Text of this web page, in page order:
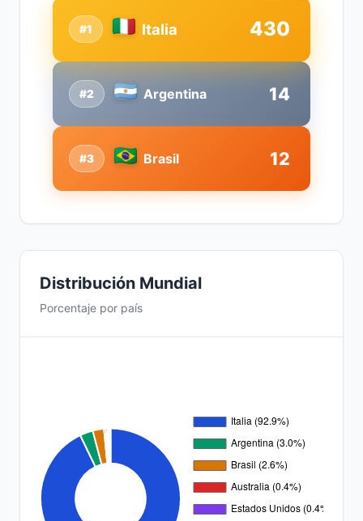
#2 Argentina 14
#1 Italia 430
#3 Brasil 12
Distribución Mundial
Porcentaje por país